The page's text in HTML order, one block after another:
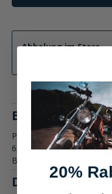
Abholung im Store
Beschreibung
Produktbeschreibung: Hi-
6/12V 1,1A, für Blei-
Batterieladeger…
Downloads
20%